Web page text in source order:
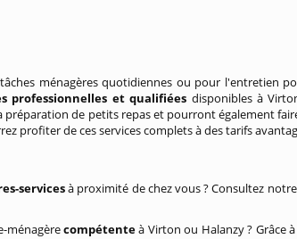
ménagères quotidiennes ou pour l'entretien
professionnelles et qualifiées disponibles à
préparation de petits repas et pourront également
profiter de ces services complets à des tarifs
servicesà proximité de chez vous ? Consultez
ménagèrecompétenteà Virton ou Halanzy ? Grâce à